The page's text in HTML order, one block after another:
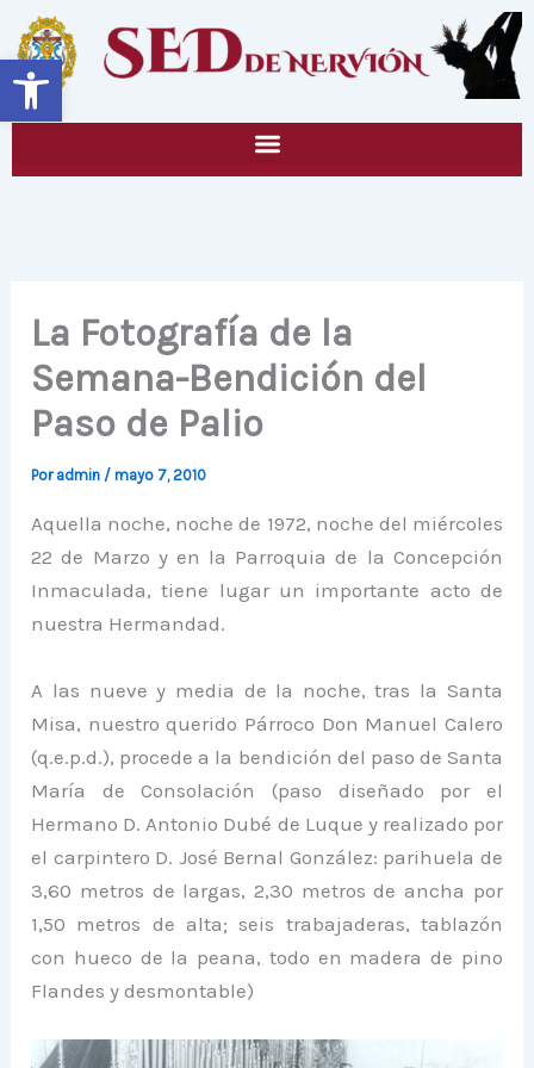
Abrir barra de herramientas
contenido
La Fotografía de la
Semana-Bendición del
Paso de Palio
Por admin /mayo 7, 2010
Aquella noche, noche de 1972, noche del miércoles
22 de Marzo y en la Parroquia de la Concepción
Inmaculada, tiene lugar un importante acto de
nuestra Hermandad.
A las nueve y media de la noche, tras la Santa
Misa, nuestro querido Párroco Don Manuel Calero
(q.e.p.d.), procede a la bendición del paso de Santa
María de Consolación (paso diseñado por el
Hermano D. Antonio Dubé de Luque y realizado por
el carpintero D. José Bernal González: parihuela de
3,60 metros de largas, 2,30 metros de ancha por
1,50 metros de alta; seis trabajaderas, tablazón
con hueco de la peana, todo en madera de pino
Flandes y desmontable)